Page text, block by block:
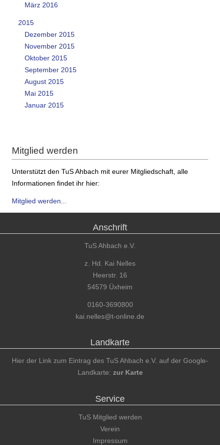
März 2016
2015
Dezember 2015
November 2015
Oktober 2015
September 2015
August 2015
Mai 2015
Januar 2015
Mitglied werden
Unterstützt den TuS Ahbach mit eurer Mitgliedschaft, alle
Informationen findet ihr hier:
Mitglied werden...
Anschrift
TuS Ahbach e.V.
z. Hd. Kai Nelles
Heerstr. 16
54579 Üxheim
0160-3690800
kai.nelles@t-online.de
Landkarte
Hier der Link zum Eintrag des TuS Ahbach e.V. auf der Google-
Landkarte: zur Karte
Service
TuS Mitglied werden
Verein
Impressum